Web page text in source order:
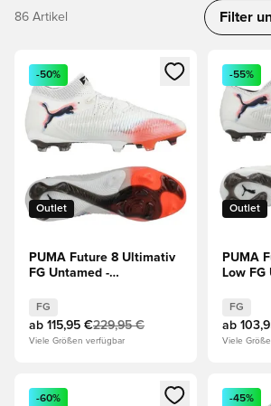
86 Artikel Filter
Öffnet ein neues Fenster zum
Outlet
-50%
PUMA Future 8 Ultimativ
FG Untamed -
FG
ab 115,95 €229,95 €
Viele Größen verfügbar
Öffnet
Outlet
-55%
PUMA
Low FG
FG
ab
Viele
Öffnet ein neues Fenster zum
-60%
Öffnet
-45%